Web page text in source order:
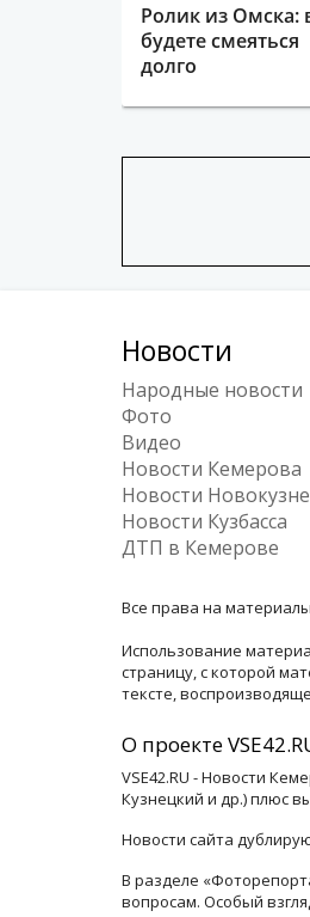
Ролик из Омска:
будете смеяться
долго
Новости
Народные новости
Фото
Видео
Новости Кемерова
Новости
Новости Кузбасса
ДТП в Кемерове
Все права на
Использование
страницу, с которой
тексте,
О проекте
VSE42.RU - Новости
Кузнецкий и др.) плюс
Новости сайта
В разделе
вопросам. Особый